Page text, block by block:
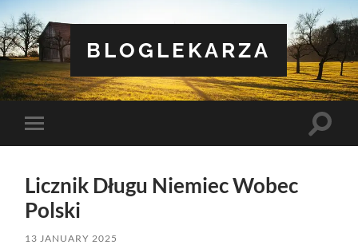
BLOGLEKARZA
Toggle
mobile
Toggle
Licznik Długu Niemiec Wobec
Polski
13 JANUARY 2025